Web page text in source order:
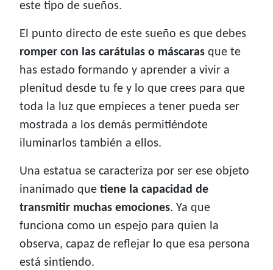
este tipo de sueños.
El punto directo de este sueño es que debes
romper con las carátulas o máscaras que te
has estado formando y aprender a vivir a
plenitud desde tu fe y lo que crees para que
toda la luz que empieces a tener pueda ser
mostrada a los demás permitiéndote
iluminarlos también a ellos.
Una estatua se caracteriza por ser ese objeto
inanimado que tiene la capacidad de
transmitir muchas emociones. Ya que
funciona como un espejo para quien la
observa, capaz de reflejar lo que esa persona
está sintiendo.